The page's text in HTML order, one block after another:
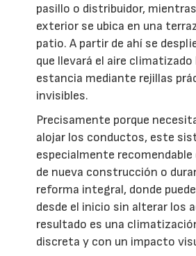
pasillo o distribuidor,
exterior se ubica en una
patio. A partir de ahí se
que llevará el aire
estancia mediante rejillas
invisibles.
Precisamente porque
alojar los conductos, este
especialmente recomendable
de nueva construcción o
reforma integral, donde
desde el inicio sin alterar los
resultado es una
discreta y con un impacto